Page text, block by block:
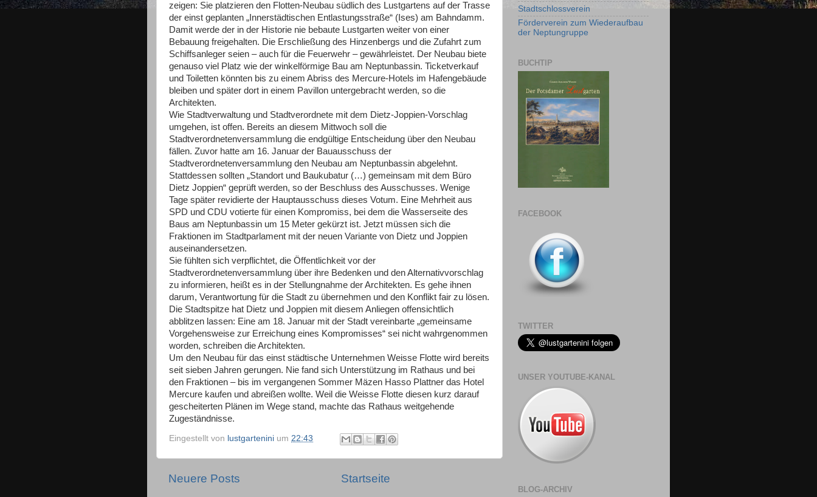
zeigen: Sie platzieren den Flotten-Neubau südlich des Lustgartens auf der Trasse
der einst geplanten „Innerstädtischen Entlastungsstraße“ (Ises) am Bahndamm.
Damit werde der in der Historie nie bebaute Lustgarten weiter von einer
Bebauung freigehalten. Die Erschließung des Hinzenbergs und die Zufahrt zum
Schiffsanleger seien – auch für die Feuerwehr – gewährleistet. Der Neubau biete
genauso viel Platz wie der winkelförmige Bau am Neptunbassin. Ticketverkauf
und Toiletten könnten bis zu einem Abriss des Mercure-Hotels im Hafengebäude
bleiben und später dort in einem Pavillon untergebracht werden, so die
Architekten.
Wie Stadtverwaltung und Stadtverordnete mit dem Dietz-Joppien-Vorschlag
umgehen, ist offen. Bereits an diesem Mittwoch soll die
Stadtverordnetenversammlung die endgültige Entscheidung über den Neubau
fällen. Zuvor hatte am 16. Januar der Bauausschuss der
Stadtverordnetenversammlung den Neubau am Neptunbassin abgelehnt.
Stattdessen sollten „Standort und Baukubatur (…) gemeinsam mit dem Büro
Dietz Joppien“ geprüft werden, so der Beschluss des Ausschusses. Wenige
Tage später revidierte der Hauptausschuss dieses Votum. Eine Mehrheit aus
SPD und CDU votierte für einen Kompromiss, bei dem die Wasserseite des
Baus am Neptunbassin um 15 Meter gekürzt ist. Jetzt müssen sich die
Fraktionen im Stadtparlament mit der neuen Variante von Dietz und Joppien
auseinandersetzen.
Sie fühlten sich verpflichtet, die Öffentlichkeit vor der
Stadtverordnetenversammlung über ihre Bedenken und den Alternativvorschlag
zu informieren, heißt es in der Stellungnahme der Architekten. Es gehe ihnen
darum, Verantwortung für die Stadt zu übernehmen und den Konflikt fair zu lösen.
Die Stadtspitze hat Dietz und Joppien mit diesem Anliegen offensichtlich
abblitzen lassen: Eine am 18. Januar mit der Stadt vereinbarte „gemeinsame
Vorgehensweise zur Erreichung eines Kompromisses“ sei nicht wahrgenommen
worden, schreiben die Architekten.
Um den Neubau für das einst städtische Unternehmen Weisse Flotte wird bereits
seit sieben Jahren gerungen. Nie fand sich Unterstützung im Rathaus und bei
den Fraktionen – bis im vergangenen Sommer Mäzen Hasso Plattner das Hotel
Mercure kaufen und abreißen wollte. Weil die Weisse Flotte diesen kurz darauf
gescheiterten Plänen im Wege stand, machte das Rathaus weitgehende
Zugeständnisse.
Eingestellt von lustgartenini um 22:43
Neuere Posts Startseite
Stadtschlossverein
Förderverein zum Wiederaufbau
der Neptungruppe
BUCHTIP
FACEBOOK
TWITTER
UNSER YOUTUBE-KANAL
BLOG-ARCHIV